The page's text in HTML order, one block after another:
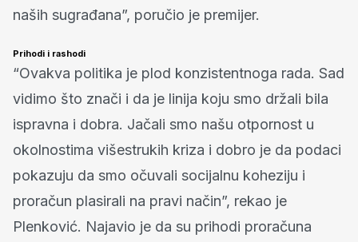
naših sugrađana”, poručio je premijer.
Prihodi i rashodi
“Ovakva politika je plod konzistentnoga rada. Sad
vidimo što znači i da je linija koju smo držali bila
ispravna i dobra. Jačali smo našu otpornost u
okolnostima višestrukih kriza i dobro je da podaci
pokazuju da smo očuvali socijalnu koheziju i
proračun plasirali na pravi način”, rekao je
Plenković. Najavio je da su prihodi proračuna